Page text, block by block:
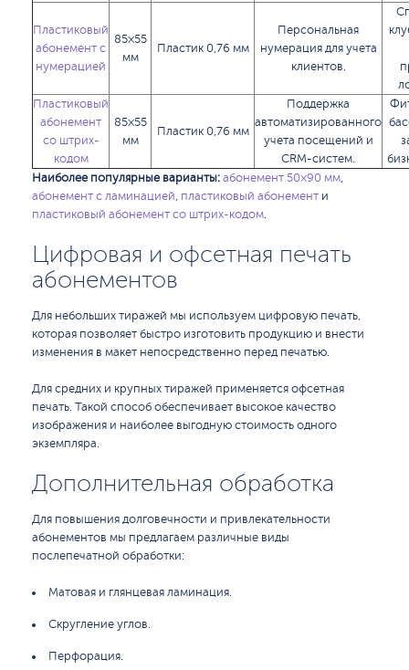
Пластиковый
абонемент с
нумерацией
85×55
мм
Пластик 0,76 мм
Персональная
нумерация для учета
клиентов.
Пластиковый
абонемент
со штрих-
кодом
85×55
мм
Пластик 0,76 мм
Поддержка
автоматизированного
учета посещений и
CRM-систем.
Наиболее популярные варианты: абонемент 50×90 мм,
абонемент с ламинацией, пластиковый абонемент и
пластиковый абонемент со штрих-кодом.
Цифровая и офсетная печать
абонементов
Для небольших тиражей мы используем цифровую печать,
которая позволяет быстро изготовить продукцию и внести
изменения в макет непосредственно перед печатью.
Для средних и крупных тиражей применяется офсетная
печать. Такой способ обеспечивает высокое качество
изображения и наиболее выгодную стоимость одного
экземпляра.
Дополнительная обработка
Для повышения долговечности и привлекательности
абонементов мы предлагаем различные виды
послепечатной обработки:
Матовая и глянцевая ламинация.
Скругление углов.
Перфорация.